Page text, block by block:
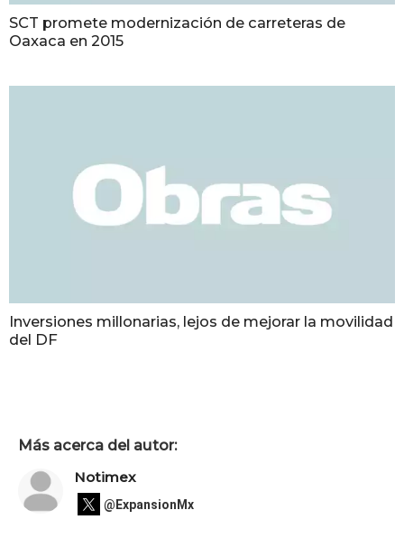
SCT promete modernización de carreteras de
Oaxaca en 2015
Inversiones millonarias, lejos de mejorar la movilidad
del DF
Más acerca del autor:
Notimex
@ExpansionMx